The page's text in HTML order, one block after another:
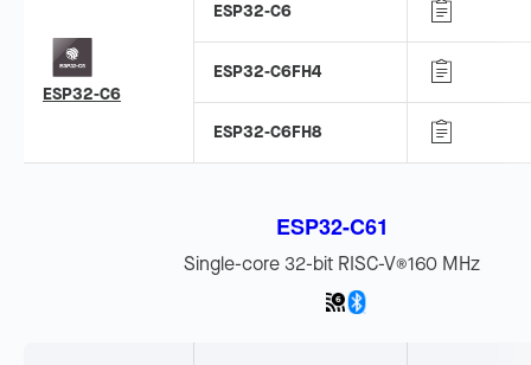
ESP32-C6
ESP32-C6
ESP32-C6FH4
ESP32-C6FH8
ESP32-C61
Single-core 32-bit RISC-V®160 MHz